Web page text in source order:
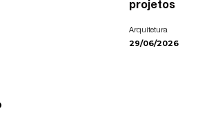
projetos
Arquitetura
29/06/2026